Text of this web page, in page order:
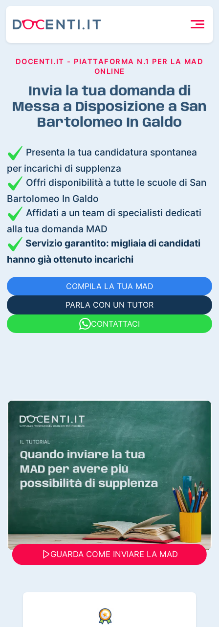
DOCENTI.IT - PIATTAFORMA N.1 PER LA MAD
ONLINE
Invia la tua domanda di
Messa a Disposizione a San
Bartolomeo In Galdo
Presenta la tua candidatura spontanea
per incarichi di supplenza
Offri disponibilità a tutte le scuole di San
Bartolomeo In Galdo
Affidati a un team di specialisti dedicati
alla tua domanda MAD
Servizio garantito: migliaia di candidati
hanno già ottenuto incarichi
COMPILA LA TUA MAD
PARLA CON UN TUTOR
CONTATTACI
GUARDA COME INVIARE LA MAD